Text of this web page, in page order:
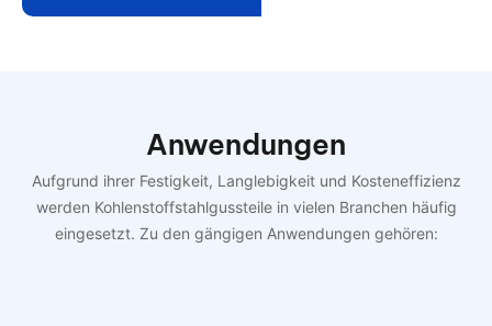
Anwendungen
Aufgrund ihrer Festigkeit, Langlebigkeit und Kosteneffizienz
werden Kohlenstoffstahlgussteile in vielen Branchen häufig
eingesetzt. Zu den gängigen Anwendungen gehören: